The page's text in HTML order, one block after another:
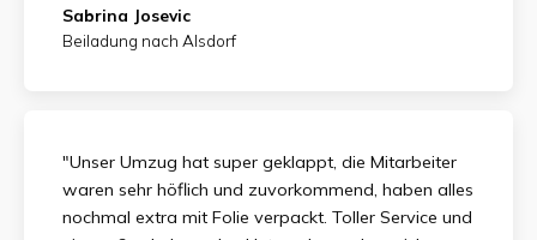
Sabrina Josevic
Beiladung nach Alsdorf
"Unser Umzug hat super geklappt, die Mitarbeiter
waren sehr höflich und zuvorkommend, haben alles
nochmal extra mit Folie verpackt. Toller Service und